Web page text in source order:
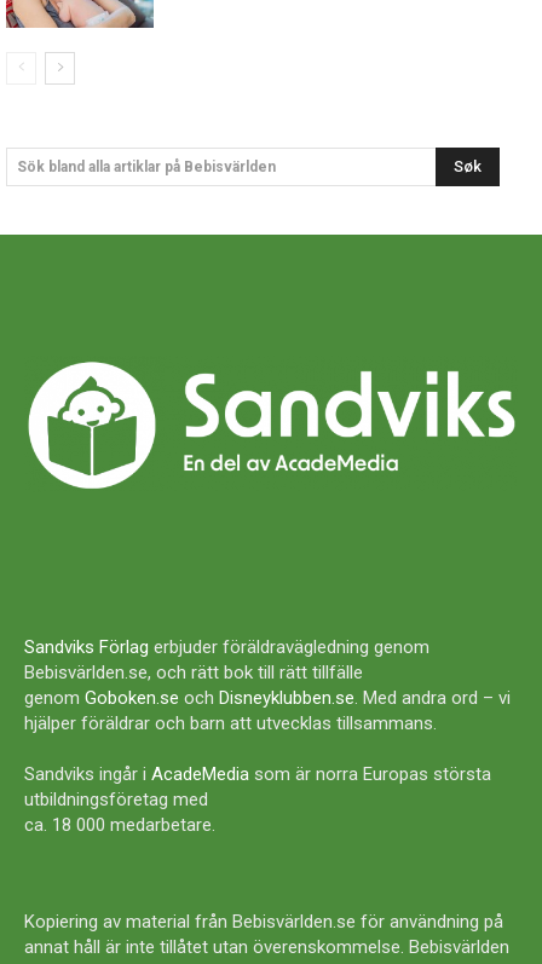
Sök bland alla artiklar på Bebisvärlden Søk
Sandviks Förlag erbjuder föräldravägledning genom
Bebisvärlden.se, och rätt bok till rätt tillfälle
genom Goboken.se och Disneyklubben.se. Med andra ord – vi
hjälper föräldrar och barn att utvecklas tillsammans.
Sandviks ingår i AcadeMedia som är norra Europas största
utbildningsföretag med
ca. 18 000 medarbetare.
Kopiering av material från Bebisvärlden.se för användning på
annat håll är inte tillåtet utan överenskommelse. Bebisvärlden